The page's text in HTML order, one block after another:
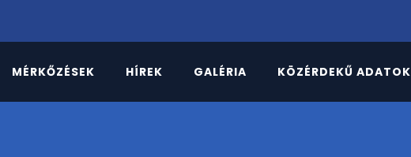
MÉRKŐZÉSEK HÍREK GALÉRIA KÖZÉRDEKŰ ADATOK